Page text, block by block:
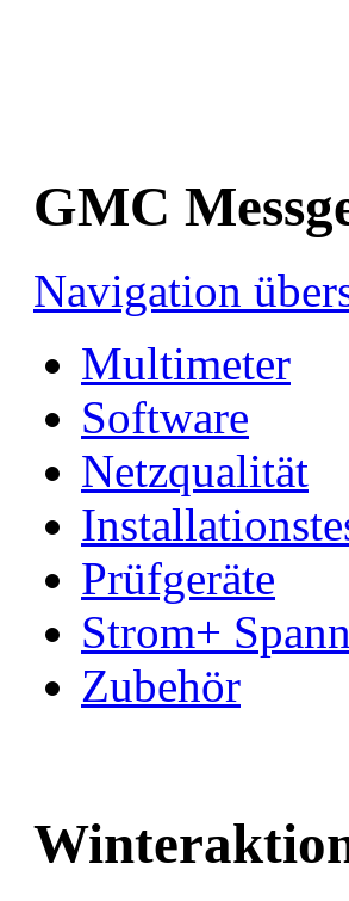
GMC
Navigation
Multimeter
Software
Netzqualität
Prüfgeräte
Strom+
Zubehör